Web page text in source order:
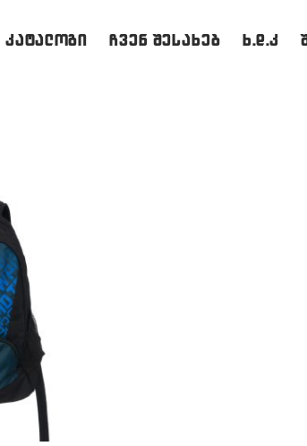
კატალოგი ჩვენ შესახებ ხ.დ.კ